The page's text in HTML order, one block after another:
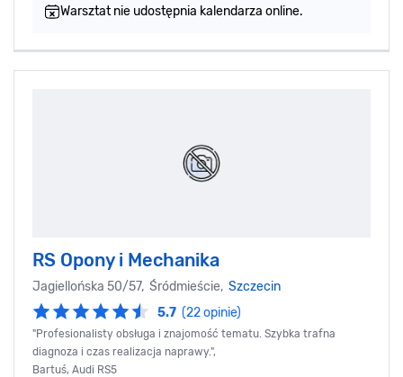
Warsztat nie udostępnia kalendarza online.
RS Opony i Mechanika
Jagiellońska 50/57, Śródmieście, Szczecin
5.7 (22 opinie)
"Profesionalisty obsługa i znajomość tematu. Szybka trafna
diagnoza i czas realizacja naprawy.",
Bartuś, Audi RS5